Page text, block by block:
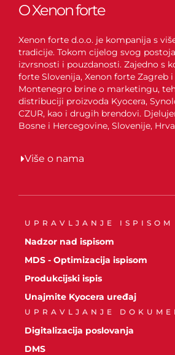
O Xenon forte
Xenon forte d.o.o. je kompanija s
tradicije. Tokom cijelog svog
izvrsnosti i pouzdanosti. Zajedno s
forte Slovenija, Xenon forte Zagreb
Montenegro brine o marketingu,
distribuciji proizvoda Kyocera,
CZUR, kao i drugih brendovi.
Bosne i Hercegovine, Slovenije,
Više o nama
UPRAVLJANJE ISPISOM
Nadzor nad ispisom
MDS - Optimizacija ispisom
Produkcijski ispis
Unajmite Kyocera uređaj
UPRAVLJANJE
Digitalizacija poslovanja
DMS